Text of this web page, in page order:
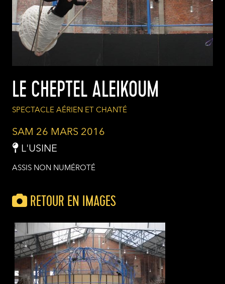
LE CHEPTEL ALEIKOUM
SPECTACLE AÉRIEN ET CHANTÉ
SAM 26 MARS 2016
L'USINE
ASSIS NON NUMÉROTÉ
RETOUR EN IMAGES